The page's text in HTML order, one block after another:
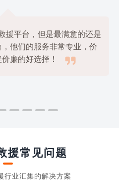
援平台，但是最满意的还是
他们的服务非常专业，价
廉的好选择！

援常见问题
行业汇集的解决方案